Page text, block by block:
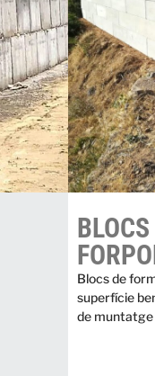
Blocs de
superfície
de muntatge